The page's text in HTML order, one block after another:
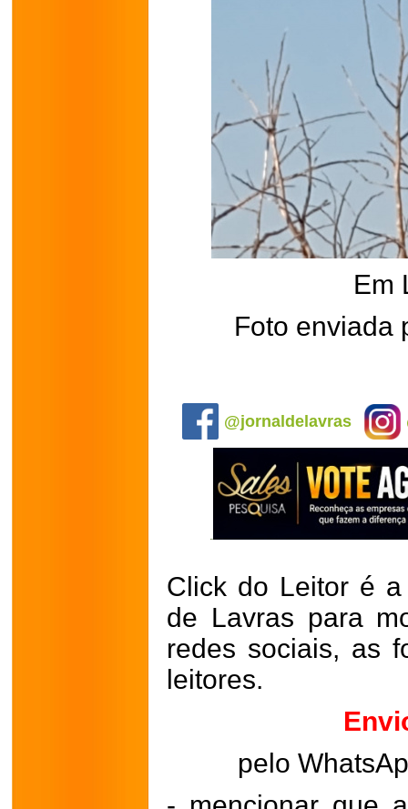
Em
Foto enviada
@jornaldelavras
Click do Leitor é
de Lavras para
redes sociais, as
leitores.
pelo